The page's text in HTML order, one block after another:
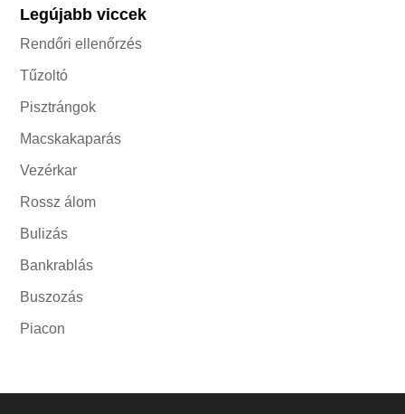
Legújabb viccek
Rendőri ellenőrzés
Tűzoltó
Pisztrángok
Macskakaparás
Vezérkar
Rossz álom
Bulizás
Bankrablás
Buszozás
Piacon